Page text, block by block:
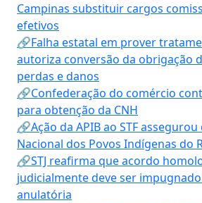
Campinas substituir cargos
efetivos
🔗Falha estatal em prover
autoriza conversão da obrigação
perdas e danos
🔗Confederação do comércio
para obtenção da CNH
🔗Ação da APIB ao STF
Nacional dos Povos Indígenas do
🔗STJ reafirma que acordo
judicialmente deve ser
anulatória